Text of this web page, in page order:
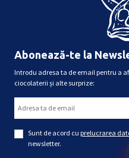
Abonează-te la
Introdu adresa ta de email pentru a
ciocolaterii și alte surprize:
Sunt de acord cu prelucrarea
newsletter.